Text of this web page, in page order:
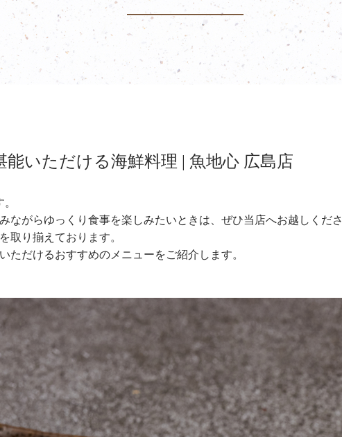
能いただける海鮮料理 | 魚地心 広島店
ながらゆっくり食事を楽しみたいときは、ぜひ当店へお越しくださ
取り揃えております。
ただけるおすすめのメニューをご紹介します。